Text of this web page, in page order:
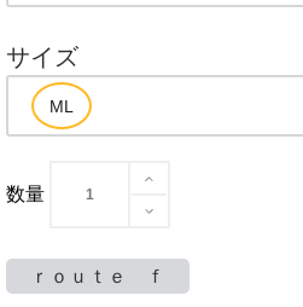
サイズ
数量
ｒｏｕｔｅ ｆ